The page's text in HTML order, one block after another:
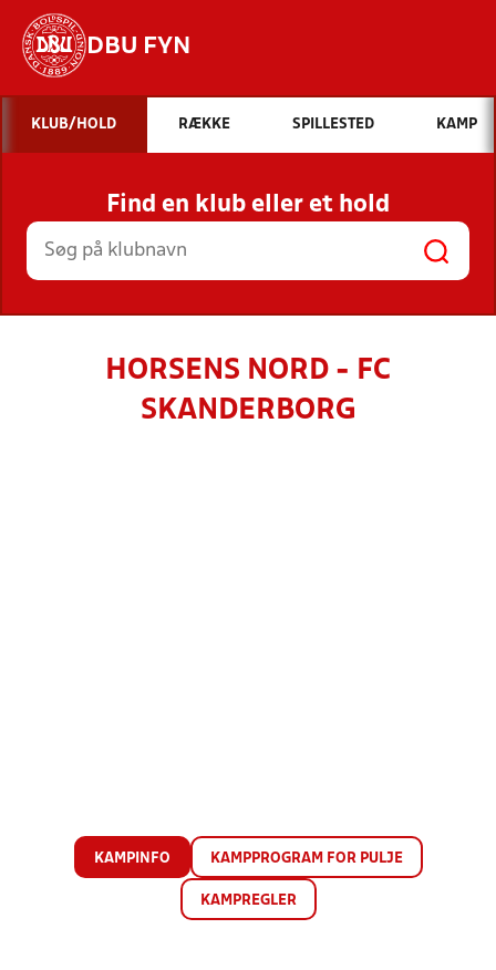
DBU FYN
Hvad vil du søge efter?
INDHOLD OG NYHEDER
STILLINGER, RESULTATER, KLUBBER OG
HOLD
KLUB/HOLD RÆKKE SPILLESTED KAMP
Find en klub eller et hold
HORSENS NORD - FC
SKANDERBORG
KAMPINFO KAMPPROGRAM FOR PULJE
KAMPREGLER